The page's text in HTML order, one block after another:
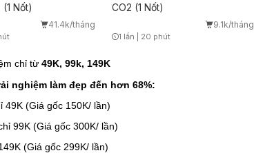
Nốt)
41.4k/tháng
CO2 (1 Nốt)
9.1k/tháng
1 lần 20 phút
chỉ từ49K, 99k, 149K
nghiệm làm đẹp đến hơn 68%:
49K (Giá gốc 150K/ lần)
99K (Giá gốc 300K/ lần)
(Giá gốc 299K/ lần)